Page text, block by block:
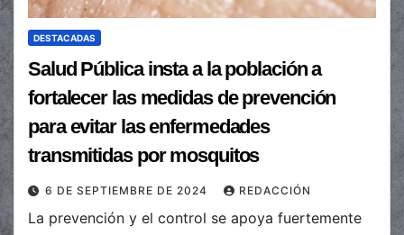
DESTACADAS
Salud Pública insta a la población a
fortalecer las medidas de prevención
para evitar las enfermedades
transmitidas por mosquitos
6 DE SEPTIEMBRE DE 2024 REDACCIÓN
La prevención y el control se apoya fuertemente